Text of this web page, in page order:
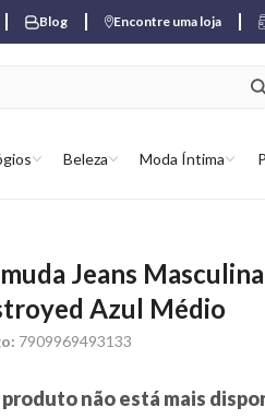
Blog Encontre uma loja
Beleza Moda Íntima
Jeans Masculina
Azul Médio
7909969493133
produto não está mais